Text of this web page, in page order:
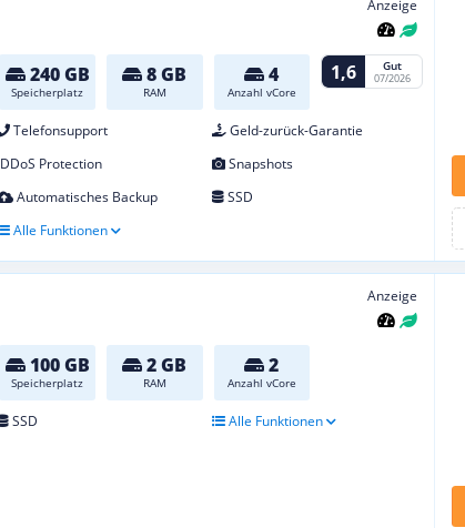
Anzeige
240 GB
Speicherplatz
8 GB
RAM
4
Anzahl vCore
1,6 Gut
07/2026
Telefonsupport
Geld-zurück-Garantie
DDoS Protection
Snapshots
Automatisches Backup
SSD
Alle Funktionen
Anzeige
100 GB
Speicherplatz
2 GB
RAM
2
Anzahl vCore
SSD Alle Funktionen